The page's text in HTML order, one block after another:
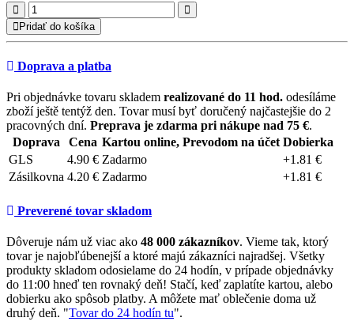
Pridať do košíka
Doprava a platba
Pri objednávke tovaru skladem realizované do 11 hod. odesíláme
zboží ještě tentýž den. Tovar musí byť doručený najčastejšie do 2
pracovných dní. Preprava je zdarma pri nákupe nad 75 €.
Doprava
Cena Kartou online, Prevodom na účet Dobierka
GLS
4.90 € Zadarmo
+1.81 €
Zásilkovna 4.20 € Zadarmo +1.81 €
Preverené tovar skladom
Dôveruje nám už viac ako 48 000 zákazníkov. Vieme tak, ktorý
tovar je najobľúbenejší a ktoré majú zákazníci najradšej. Všetky
produkty skladom odosielame do 24 hodín, v prípade objednávky
do 11:00 hneď ten rovnaký deň! Stačí, keď zaplatíte kartou, alebo
dobierku ako spôsob platby. A môžete mať oblečenie doma už
druhý deň. "Tovar do 24 hodín tu".